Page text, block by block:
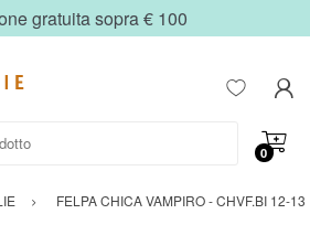
gratuita sopra € 100
0
FELPA CHICA VAMPIRO - CHVF.BI 12-13